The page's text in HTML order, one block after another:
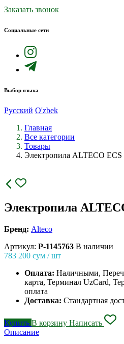
Заказать звонок
Социальные сети
Выбор языка
Русский O'zbek
Главная
Все категории
Товары
Электропила ALTECO ECS
Электропила
Бренд: Alteco
Артикул: P-1145763 В наличии
783 200 сум / шт
Оплата: Наличными,
карта, Терминал UzCard,
оплата
Доставка: Стандартная
Купить В корзину Написать
Описание